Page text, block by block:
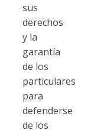
sus
derechos
y la
garantía
de los
particulares
para
defenderse
de los